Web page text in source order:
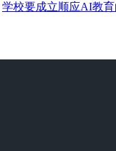
学校要成立顺应AI教